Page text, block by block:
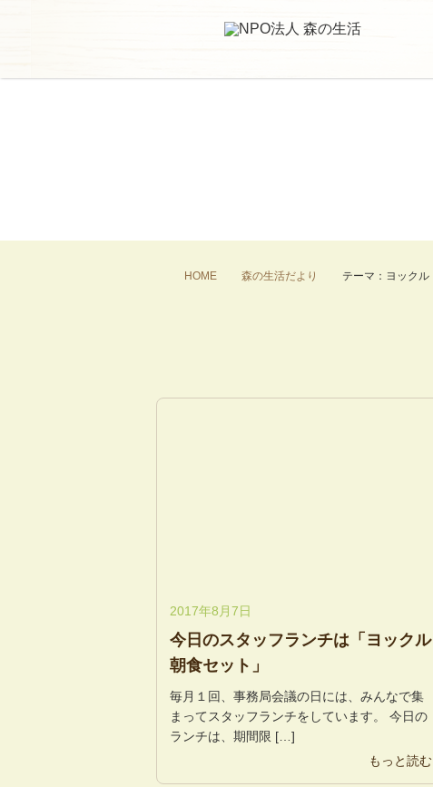
HOME 森の生活だより テーマ：ヨックル
2017年8月7日
今日のスタッフランチは「ヨックル
朝食セット」
毎月１回、事務局会議の日には、みんなで集
まってスタッフランチをしています。 今日の
ランチは、期間限 […]
もっと読む